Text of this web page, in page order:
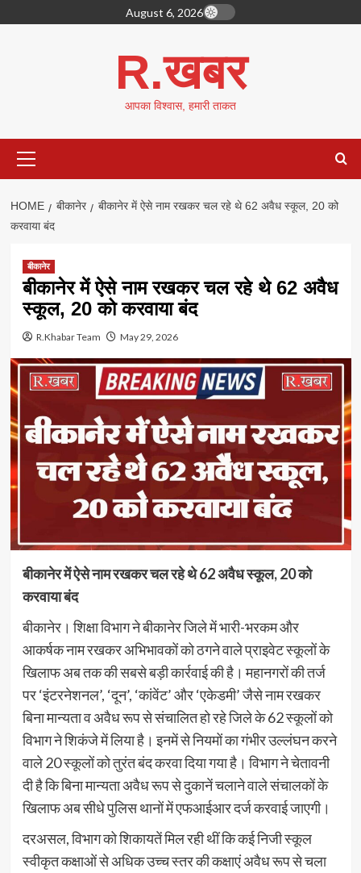
to
August 6, 2026
R.खबर
आपका विश्वास, हमारी ताकत
Menu
HOME बीकानेर
बीकानेर में ऐसे नाम रखकर चल रहे थे 62 अवैध स्कूल, 20 को
करवाया बंद
बीकानेर
बीकानेर में ऐसे नाम रखकर चल रहे थे 62 अवैध
स्कूल, 20 को करवाया बंद
R.Khabar Team May 29, 2026
बीकानेर में ऐसे नाम रखकर चल रहे थे 62 अवैध स्कूल, 20 को
करवाया बंद
बीकानेर। शिक्षा विभाग ने बीकानेर जिले में भारी-भरकम और
आकर्षक नाम रखकर अभिभावकों को ठगने वाले प्राइवेट स्कूलों के
खिलाफ अब तक की सबसे बड़ी कार्रवाई की है। महानगरों की तर्ज
पर ‘इंटरनेशनल’, ‘दून’, ‘कांवेंट’ और ‘एकेडमी’ जैसे नाम रखकर
बिना मान्यता व अवैध रूप से संचालित हो रहे जिले के 62 स्कूलों को
विभाग ने शिकंजे में लिया है। इनमें से नियमों का गंभीर उल्लंघन करने
वाले 20 स्कूलों को तुरंत बंद करवा दिया गया है। विभाग ने चेतावनी
दी है कि बिना मान्यता अवैध रूप से दुकानें चलाने वाले संचालकों के
खिलाफ अब सीधे पुलिस थानों में एफआईआर दर्ज करवाई जाएगी।
दरअसल, विभाग को शिकायतें मिल रही थीं कि कई निजी स्कूल
स्वीकृत कक्षाओं से अधिक उच्च स्तर की कक्षाएं अवैध रूप से चला